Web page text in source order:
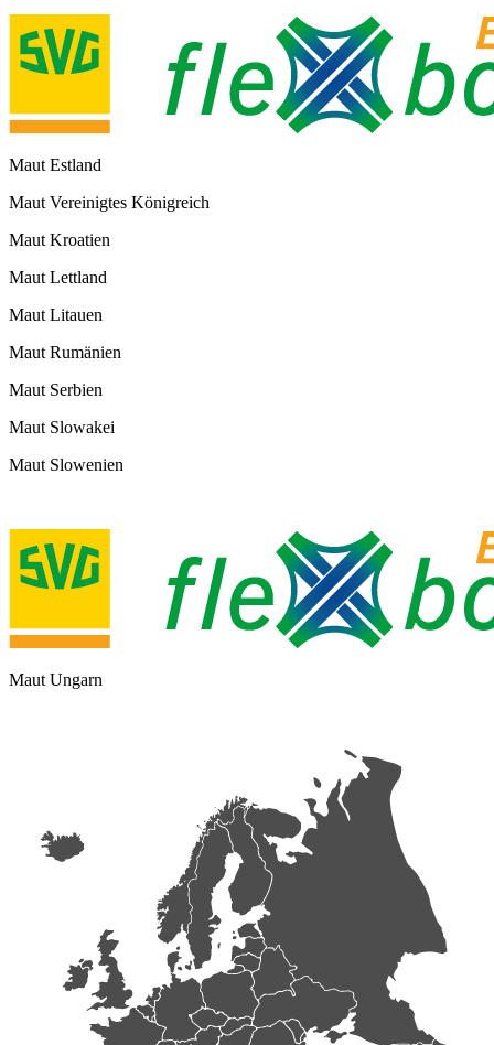
Maut Estland
Maut Vereinigtes Königreich
Maut Kroatien
Maut Lettland
Maut Litauen
Maut Rumänien
Maut Serbien
Maut Slowakei
Maut Slowenien
Maut Ungarn